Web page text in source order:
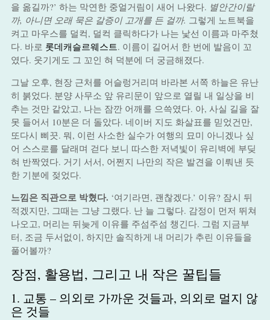
을 옮길까?’ 하는 막연한 중얼거림이 새어 나왔다. 별안간이랄
까, 아니면 오래 묵은 갈증이 고개를 든 걸까. 그렇게 노트북을
켜고 마우스를 덜컥, 덜컥 클릭하다가 나는 낯선 이름과 마주쳤
다. 바로 롯데캐슬르웨스트. 이름이 길어서 한 번에 발음이 꼬
였다. 웃기게도 그 꼬인 혀 덕분에 더 궁금해졌다.
그날 오후, 현장 근처를 어슬렁거리며 바라본 서쪽 하늘은 유난
히 붉었다. 분양 사무소 앞 유리문이 앞으로 열릴 내 일상을 비
추는 것만 같았고, 나는 잠깐 어깨를 으쓱였다. 아, 사실 길을 잘
못 들어서 10분은 더 돌았다. 네이버 지도 화살표를 믿었건만,
또다시 삐끗. 뭐, 이런 사소한 실수가 여행의 묘미 아니겠나 싶
어 스스로를 달래며 걷다 보니 따스한 저녁빛이 유리벽에 부딪
혀 반짝였다. 거기 서서, 어쩐지 나만의 작은 발견을 이뤄낸 듯
한 기분에 젖었다.
느낌은 직관으로 박혔다. ‘여기라면, 괜찮겠다.’ 이유? 잠시 뒤
적겠지만, 그때는 그냥 그랬다. 난 늘 그렇다. 감정이 먼저 뛰쳐
나오고, 머리는 뒤늦게 이유를 주섬주섬 챙긴다. 그럼 지금부
터, 조금 두서없이, 하지만 솔직하게 내 머리가 추린 이유들을
풀어볼까?
장점, 활용법, 그리고 내 작은 꿀팁들
1. 교통 – 의외로 가까운 것들과, 의외로 멀지 않
은 것들